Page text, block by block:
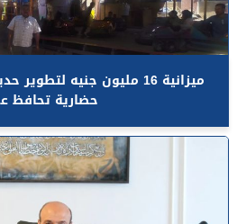
ميزانية 16 مليون جنيه
حضارية تحافظ